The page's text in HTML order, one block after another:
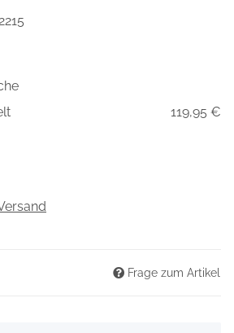
119,95 €
Frage zum Artikel